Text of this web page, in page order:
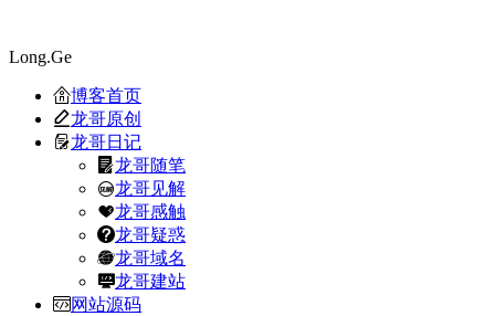
Long.Ge
博客首页
龙哥原创
龙哥日记
龙哥随笔
龙哥见解
龙哥感触
龙哥疑惑
龙哥域名
龙哥建站
网站源码